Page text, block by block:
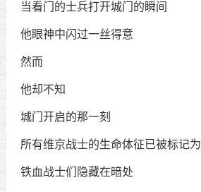
当看门的士兵打开城门的瞬间
他眼神中闪过一丝得意
然而
他却不知
城门开启的那一刻
所有维京战士的生命体征已被标记为
铁血战士们隐藏在暗处